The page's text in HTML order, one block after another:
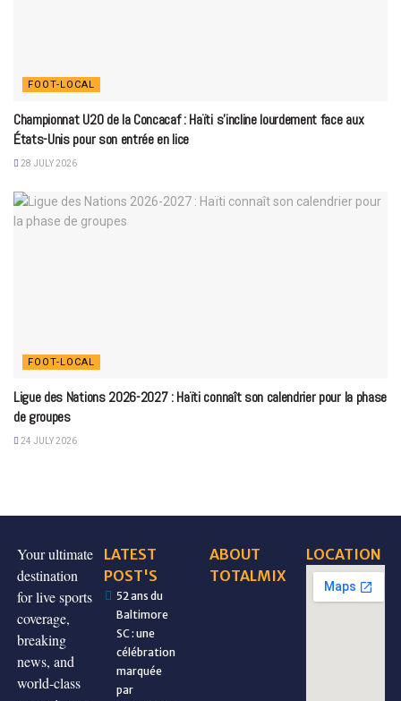
FOOT-LOCAL
Championnat U20 de la Concacaf : Haïti s’incline lourdement face aux
États-Unis pour son entrée en lice
28 JULY 2026
FOOT-LOCAL
Ligue des Nations 2026-2027 : Haïti connaît son calendrier pour la phase
de groupes
24 JULY 2026
Your ultimate
destination
for live sports
coverage,
breaking
news, and
world-class
LATEST
POST'S
52 ans du
Baltimore
SC : une
célébration
marquée
par
ABOUT
TOTALMIX
LOCATION